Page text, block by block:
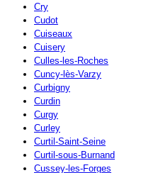
Cry
Cudot
Cuiseaux
Cuisery
Culles-les-Roches
Cuncy-lès-Varzy
Curbigny
Curdin
Curgy
Curley
Curtil-Saint-Seine
Curtil-sous-Burnand
Cussey-les-Forges